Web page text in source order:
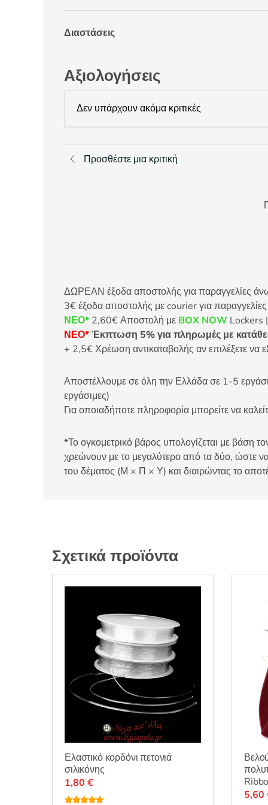
Διαστάσεις
Αξιολογήσεις
Δεν υπάρχουν ακόμα κριτικές
Προσθέστε μια κριτική
ΔΩΡΕΑΝ έξοδα αποστολής για παραγγελίες
3€ έξοδα αποστολής με courier για
ΝΕΟ* 2,60€ Αποστολή με BOX NOW Lockers
ΝΕΟ*Έκπτωση 5% για πληρωμές με
+ 2,5€ Χρέωση αντικαταβολής αν επιλέξετε να
Αποστέλλουμε σε όλη την Ελλάδα σε 1-5
εργάσιμες)
Για οποιαδήποτε πληροφορία μπορείτε να
*Το ογκομετρικό βάρος υπολογίζεται με βάση
χρεώνουν με το μεγαλύτερο από τα δύο, ώστε να
του δέματος (Μ × Π × Υ) και διαιρώντας το
Σχετικά προϊόντα
Ελαστικό κορδόνι πετονιά
σιλικόνης
1,80 €
5,60